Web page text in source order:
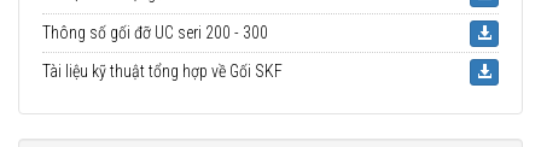
Thông số gối đỡ UC seri 200 - 300
Tài liệu kỹ thuật tổng hợp về Gối SKF